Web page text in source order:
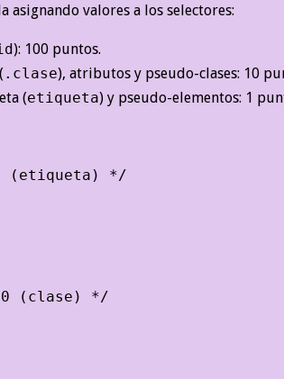
asignando valores a los selectores:
): 100 puntos.
.clase), atributos y pseudo-clases: 10
(etiqueta) y pseudo-elementos: 1
(etiqueta) */
(clase) */